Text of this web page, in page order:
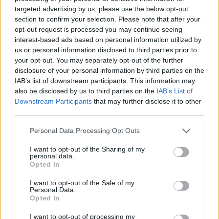
targeted advertising by us, please use the below opt-out
section to confirm your selection. Please note that after your
opt-out request is processed you may continue seeing
interest-based ads based on personal information utilized by
us or personal information disclosed to third parties prior to
your opt-out. You may separately opt-out of the further
disclosure of your personal information by third parties on the
IAB’s list of downstream participants. This information may
also be disclosed by us to third parties on the IAB’s List of
Downstream Participants that may further disclose it to other
Please note that this website/app uses one or more Google
not limited to your visit or usage behaviour. You may click to
grant or deny consent to Google and its third-party tags to
use your data for below specified purposes in below Google
consent section.
Personal Data Processing Opt Outs
I want to opt-out of the Sharing of my
personal data.
Opted In
I want to opt-out of the Sale of my
Personal Data.
Opted In
I want to opt-out of processing my
vannak, illetve a családjaik, rokonaik, munkatársaik élnek.
Lássuk be, lehet benne valami!
Sokkoló képek a tévében
A távolságtartó hírügynökségi jelentéseket az orosz állami
tévé vasárnapi tudósításainak képei, interjúi tették
sokkolóvá. Amára teljesen szétlőtt donyecki repülőtérért
folyó előző heti harcokról a felkelőkkel együtt mozgó, a
lövések, a robbanások hangjára összerezzenő, fedezékbe
menekülő riporterek és operatőrök számoltak be. Este már
a buszmegállóban fekvő halottakat, az aznap szétlőtt
drámaiságát csak fokozta, hogy hosszú idő után talán
először azEuronews
is járt, s aki most is hajlandó volt elmondani:
a felkelők
állításai ellentmondanak a hivatalos közléseknek.
Kommerszantmoszkvai idő szerint 18:32-kortette